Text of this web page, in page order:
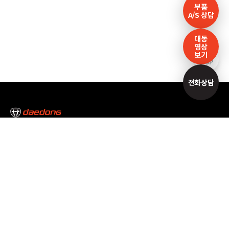
부품
A/S 상담
대동
영상
보기
전화상담
TOP